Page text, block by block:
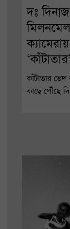
দঃ
‘কাঁটাতার’
কাঁটাতার ভেদ
কাছে পৌঁছে